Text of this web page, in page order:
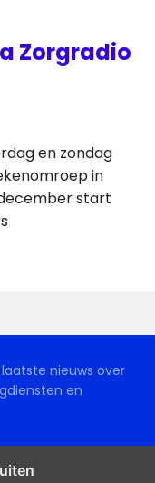
Zorgradio
en zondag
in
start
nieuws over
en